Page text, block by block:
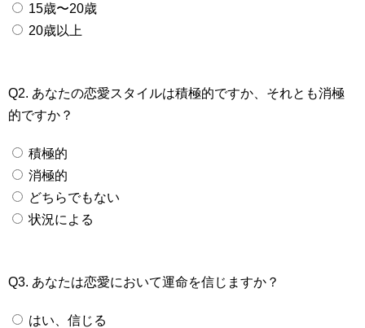
15歳〜20歳
20歳以上
Q2. あなたの恋愛スタイルは積極的ですか、それとも消極
的ですか？
積極的
消極的
どちらでもない
状況による
Q3. あなたは恋愛において運命を信じますか？
はい、信じる